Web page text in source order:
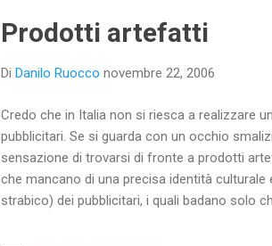
Prodotti artefatti
Di Danilo Ruocco novembre 22, 2006
Credo che in Italia non si riesca a realizzare
pubblicitari. Se si guarda con un occhio
sensazione di trovarsi di fronte a prodotti
che mancano di una precisa identità
strabico) dei pubblicitari, i quali badano solo